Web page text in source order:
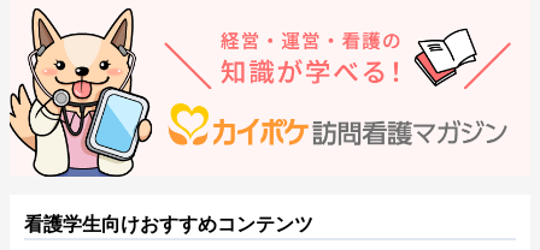
看護学生向けおすすめコンテンツ